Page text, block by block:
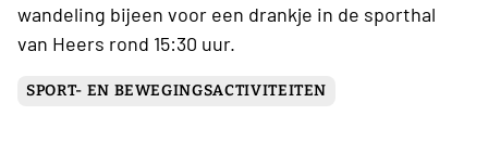
wandeling bijeen voor een drankje in de sporthal
van Heers rond 15:30 uur.
SPORT- EN BEWEGINGSACTIVITEITEN